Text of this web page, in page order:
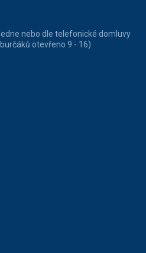
nebo dle telefonické domluvy
otevřeno 9 - 16)